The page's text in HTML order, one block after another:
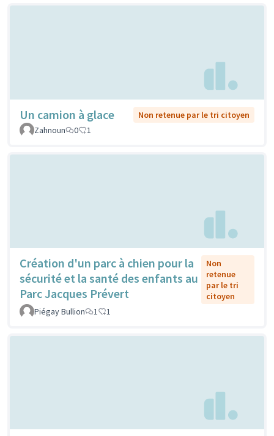
Un camion à glace
Non retenue par le tri citoyen
Zahnoun
0 1
Création d'un parc à chien pour la
sécurité et la santé des enfants au
Parc Jacques Prévert
Non
retenue
par le tri
citoyen
Piégay Bullion
1 1